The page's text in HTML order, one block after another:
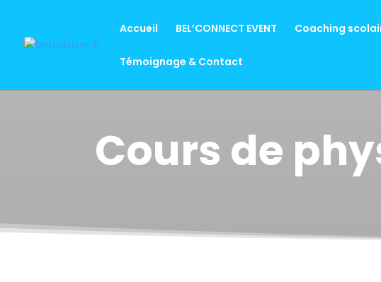
Accueil BEL’CONNECT EVENT Coaching
Témoignage & Contact
Cours de